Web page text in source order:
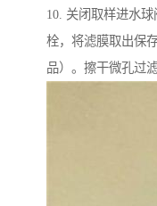
10. 关闭取样进水
栓，将滤膜取出保
品）。擦干微孔过